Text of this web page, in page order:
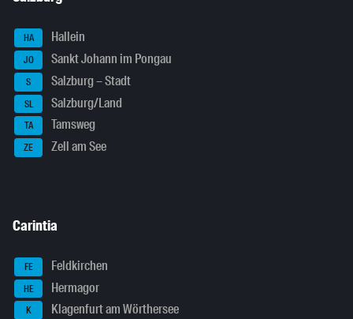
HA Hallein
JO Sankt Johann im Pongau
S Salzburg – Stadt
SL Salzburg/Land
TA Tamsweg
ZE Zell am See
Carintia
FE Feldkirchen
HE Hermagor
K Klagenfurt am Wörthersee